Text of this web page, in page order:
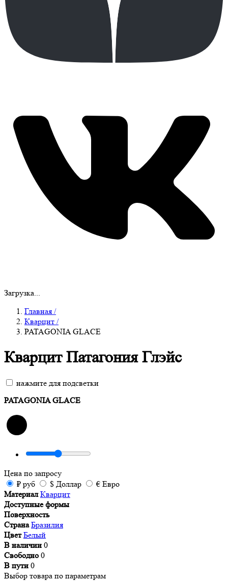
Загрузка...
Главная /
Кварцит /
PATAGONIA GLACE
Кварцит Патагония Глэйс
нажмите для подсветки
PATAGONIA GLACE
Цена по запросу
₽ руб $ Доллар € Евро
Материал Кварцит
Доступные формы
Поверхность
Страна Бразилия
Цвет Белый
В наличии 0
Свободно 0
В пути 0
Выбор товара по параметрам